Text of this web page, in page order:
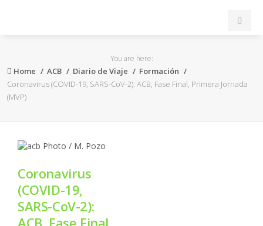
ACB
FEB
FIBA
OTROS
You are here:
Home ACB Diario de Viaje
Formación
Coronavirus (COVID-19, SARS-CoV-2): ACB, Fase Final, Primera Jornada
(MVP)
Coronavirus
(COVID-19,
SARS-CoV-2):